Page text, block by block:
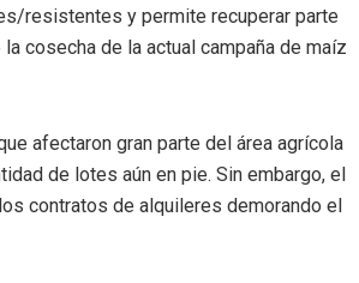
resistentes y permite recuperar parte
cosecha de la actual campaña de maíz
afectaron gran parte del área agrícola
de lotes aún en pie. Sin embargo, el
contratos de alquileres demorando el